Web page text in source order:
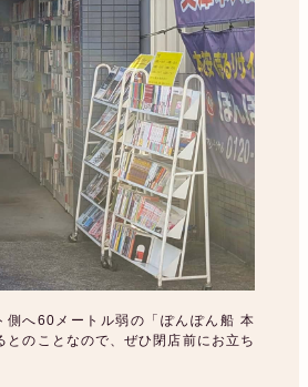
側へ60メートル弱の「ぽんぽん船 本
のことなので、ぜひ閉店前にお立ち